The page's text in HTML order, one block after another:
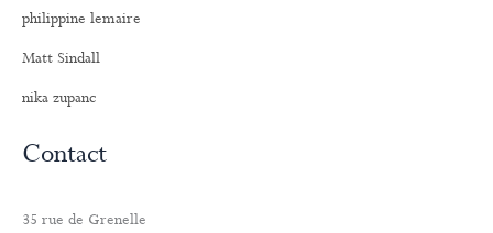
philippine lemaire
Matt Sindall
nika zupanc
Contact
35 rue de Grenelle